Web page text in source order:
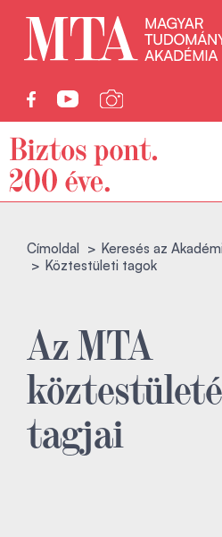
Címoldal
Keresés az
Köztestületi tagok
Az MTA
tagjai